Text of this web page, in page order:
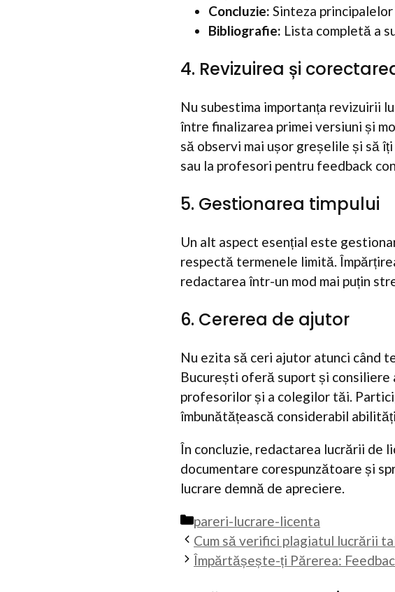
Concluzie: Sinteza
Bibliografie: Lista completă a
4. Revizuirea și
Nu subestima importanța revizuirii
între finalizarea primei versiuni și
să observi mai ușor greșelile și să
sau la profesori pentru feedback
5. Gestionarea timpului
Un alt aspect esențial este
respectă termenele limită.
redactarea într-un mod mai puțin
6. Cererea de ajutor
Nu ezita să ceri ajutor atunci când
București oferă suport și consiliere
profesorilor și a colegilor tăi.
îmbunătățească considerabil
În concluzie, redactarea lucrării de
documentare corespunzătoare și
lucrare demnă de apreciere.
Categorii
pareri-lucrare-licenta
Cum să verifici plagiatul lucrării
Împărtășește-ți Părerea: